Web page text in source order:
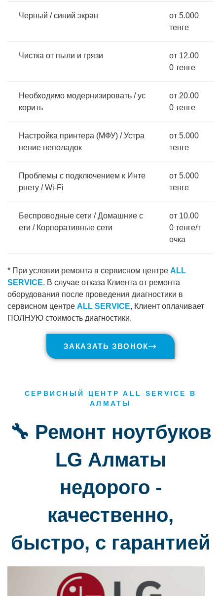
Черный / синий экран
от 5.000
тенге
Чистка от пыли и грязи
от 12.00
0 тенге
Необходимо модернизировать / ус
корить
от 20.00
0 тенге
Настройка принтера (МФУ) / Устра
нение неполадок
от 5.000
тенге
Проблемы с подключением к Инте
рнету / Wi-Fi
от 5.000
тенге
Беспроводные сети / Домашние с
ети / Корпоративные сети
от 10.00
0 тенге/т
очка
* При условии ремонта в сервисном центре ALL
SERVICE. В случае отказа Клиента от ремонта
оборудования после проведения диагностики в
сервисном центре ALL SERVICE, Клиент оплачивает
ПОЛНУЮ стоимость диагностики.
ЗАКАЗАТЬ ЗВОНОК
СЕРВИСНЫЙ ЦЕНТР ALL SERVICE В
АЛМАТЫ
🔧 Ремонт ноутбуков
LG Алматы
недорого -
качественно,
быстро, с гарантией